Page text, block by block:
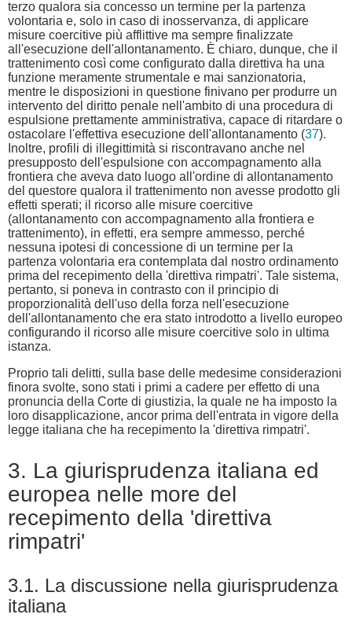
terzo qualora sia concesso un termine per la partenza
volontaria e, solo in caso di inosservanza, di applicare
misure coercitive più afflittive ma sempre finalizzate
all'esecuzione dell'allontanamento. È chiaro, dunque, che il
trattenimento così come configurato dalla direttiva ha una
funzione meramente strumentale e mai sanzionatoria,
mentre le disposizioni in questione finivano per produrre un
intervento del diritto penale nell'ambito di una procedura di
espulsione prettamente amministrativa, capace di ritardare o
ostacolare l'effettiva esecuzione dell'allontanamento (37).
Inoltre, profili di illegittimità si riscontravano anche nel
presupposto dell'espulsione con accompagnamento alla
frontiera che aveva dato luogo all'ordine di allontanamento
del questore qualora il trattenimento non avesse prodotto gli
effetti sperati; il ricorso alle misure coercitive
(allontanamento con accompagnamento alla frontiera e
trattenimento), in effetti, era sempre ammesso, perché
nessuna ipotesi di concessione di un termine per la
partenza volontaria era contemplata dal nostro ordinamento
prima del recepimento della 'direttiva rimpatri'. Tale sistema,
pertanto, si poneva in contrasto con il principio di
proporzionalità dell'uso della forza nell'esecuzione
dell'allontanamento che era stato introdotto a livello europeo
configurando il ricorso alle misure coercitive solo in ultima
istanza.
Proprio tali delitti, sulla base delle medesime considerazioni
finora svolte, sono stati i primi a cadere per effetto di una
pronuncia della Corte di giustizia, la quale ne ha imposto la
loro disapplicazione, ancor prima dell'entrata in vigore della
legge italiana che ha recepimento la 'direttiva rimpatri'.
3. La giurisprudenza italiana ed
europea nelle more del
recepimento della 'direttiva
rimpatri'
3.1. La discussione nella giurisprudenza
italiana